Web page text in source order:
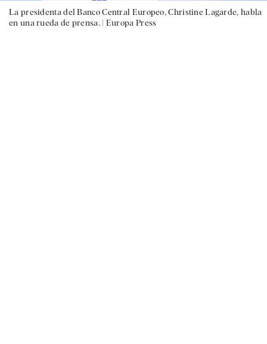
La presidenta del Banco Central Europeo, Christine Lagarde, habla
en una rueda de prensa. | Europa Press